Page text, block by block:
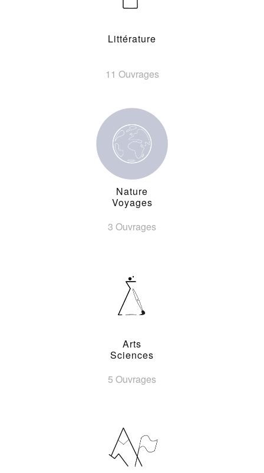
Littérature
11 Ouvrages
Nature
Voyages
3 Ouvrages
Arts
Sciences
5 Ouvrages